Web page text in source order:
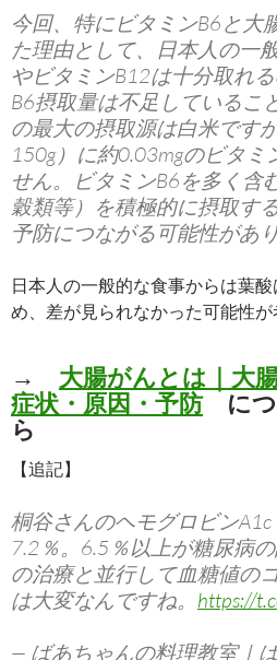
今回、特にビタミンB6と大
た理由として、日本人の一
やビタミンB12は十分取れ
B6摂取量は不足しているこ
の最大の摂取源は白米です
150g）に約0.03mgのビタミ
せん。ビタミンB6を多く含
穀類等）を積極的に摂取す
予防につながる可能性があり
日本人の一般的な食事からは葉
め、差が見られなかった可能性が
→ 大腸がんとは｜大
症状・原因・予防につ
ら
【追記】
桐谷さんのヘモグロビン
7.2％。6.5％以上が糖尿病
の治療と並行して血糖値の
は大変なんですね。 https://
— ばあちゃんの料理教室｜